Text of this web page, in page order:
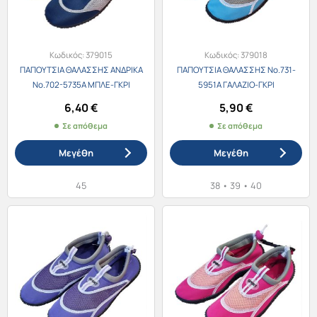
επιλογές
να
επιλεγούν
σελίδα
του
προϊόντος
επιλογές
να
επιλεγούν
σελίδα
του
προϊόντος
Κωδικός:379015
ΠΑΠΟΥΤΣΙΑ ΘΑΛΑΣΣΗΣ ΑΝΔΡΙΚΑ
Νο.702-5735A ΜΠΛΕ-ΓΚΡΙ
6,40€
Σε απόθεμα
Μεγέθη
45Αυτό
το
έχει
πολλαπλές
παραλλαγές.
Οι
Κωδικός:379018
ΠΑΠΟΥΤΣΙΑ ΘΑΛΑΣΣΗΣ Νο.731-
5951A ΓΑΛΑΖΙΟ-ΓΚΡΙ
5,90€
Σε απόθεμα
Μεγέθη
38 • 39 • 40
Αυτό
το
προϊόν
έχει
πολλαπλές
παραλλαγές.
Οι